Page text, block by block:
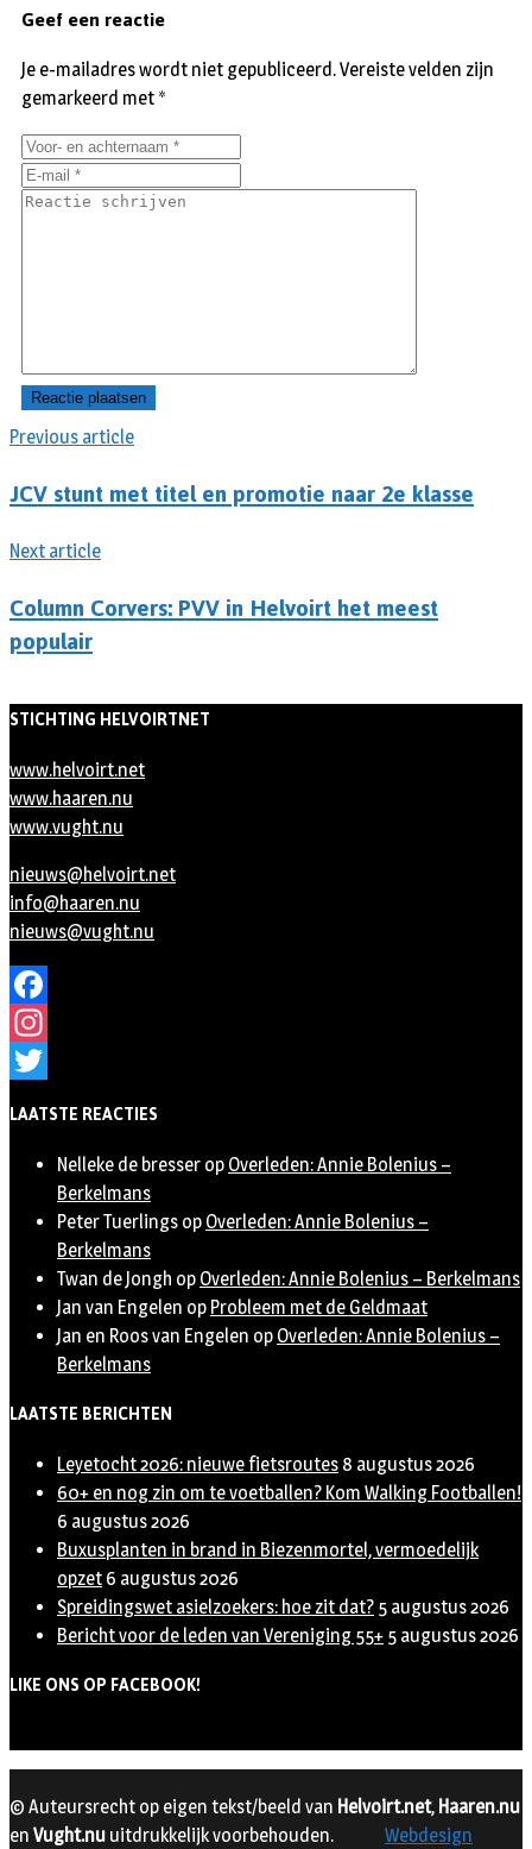
Previous article
JCV stunt met titel en promotie naar 2e klasse
Next article
Column Corvers: PVV in Helvoirt het meest
populair
Geef een reactie
Je e-mailadres wordt niet gepubliceerd.Vereiste velden zijn
gemarkeerd met *
STICHTING HELVOIRTNET
www.helvoirt.net
www.haaren.nu
www.vught.nu
nieuws@helvoirt.net
info@haaren.nu
nieuws@vught.nu
Facebook
Instagram
LAATSTE REACTIES
Nelleke de bresser op Overleden: Annie Bolenius –
Berkelmans
Peter Tuerlings op Overleden: Annie Bolenius –
Berkelmans
Twan de Jongh op Overleden: Annie Bolenius – Berkelmans
Jan van Engelen op Probleem met de Geldmaat
Jan en Roos van Engelen op Overleden: Annie Bolenius –
Berkelmans
LAATSTE BERICHTEN
Leyetocht 2026: nieuwe fietsroutes 8 augustus 2026
60+ en nog zin om te voetballen? Kom Walking Footballen!
6 augustus 2026
Buxusplanten in brand in Biezenmortel, vermoedelijk
opzet 6 augustus 2026
Spreidingswet asielzoekers: hoe zit dat? 5 augustus 2026
Bericht voor de leden van Vereniging 55+ 5 augustus 2026
LIKE ONS OP FACEBOOK!
© Auteursrecht op eigen tekst/beeld van Helvoirt.net, Haaren.nu
en Vught.nu uitdrukkelijk voorbehouden. Webdesign